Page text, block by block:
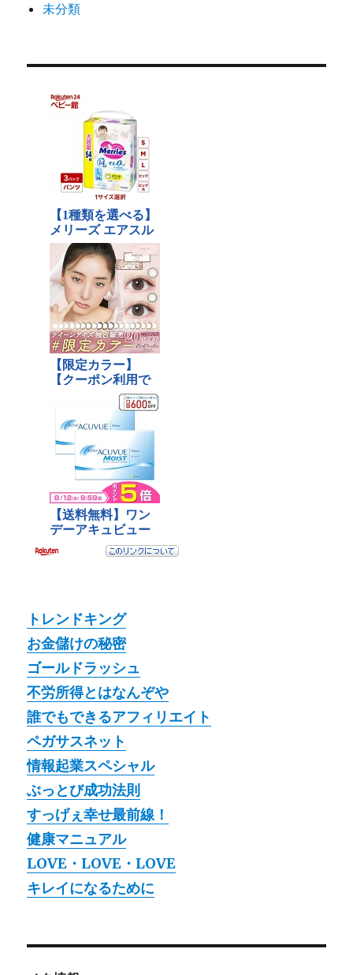
未分類
トレンドキング
お金儲けの秘密
ゴールドラッシュ
不労所得とはなんぞや
誰でもできるアフィリエイト
ペガサスネット
情報起業スペシャル
ぶっとび成功法則
すっげぇ幸せ最前線！
健康マニュアル
LOVE・LOVE・LOVE
キレイになるために